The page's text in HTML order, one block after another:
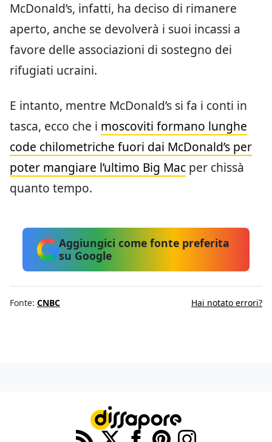
McDonald’s, infatti, ha deciso di rimanere
aperto, anche se devolverà i suoi incassi a
favore delle associazioni di sostegno dei
rifugiati ucraini.
E intanto, mentre McDonald’s si fa i conti in
tasca, ecco che i moscoviti formano lunghe
code chilometriche fuori dai McDonald’s per
poter mangiare l’ultimo Big Mac per chissà
quanto tempo.
Aggiungici come fonte preferita
su Google
Fonte: CNBC Hai notato errori?